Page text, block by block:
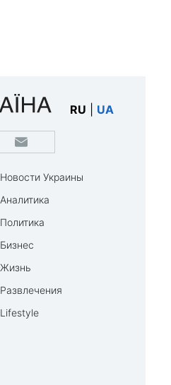
RU UA
Новости Украины
Аналитика
Политика
Бизнес
Жизнь
Развлечения
Lifestyle